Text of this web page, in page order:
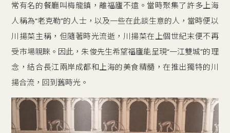
常有名的餐廳叫梅龍鎮，離福廬不遠。當時聚集了許多上海
人稱為“老克勒”的人士，以及一些在此談生意的人，當時便以
川揚菜主稱，但隨著時光流逝，川揚菜在上個世紀末便不再
受市場親睞。因此，朱俊先生希望福廬能呈現“一江雙城”的理
念，結合長江兩岸成都和上海的美食精髓，在推出獨特的川
揚合流，回到舊時光。